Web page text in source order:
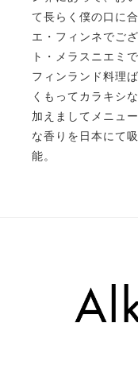
て長らく僕の口に
エ・フィンネでご
ト・メラスニエミ
フィンランド料理
くもってカラキシ
加えましてメニュ
な香りを日本にて
能。